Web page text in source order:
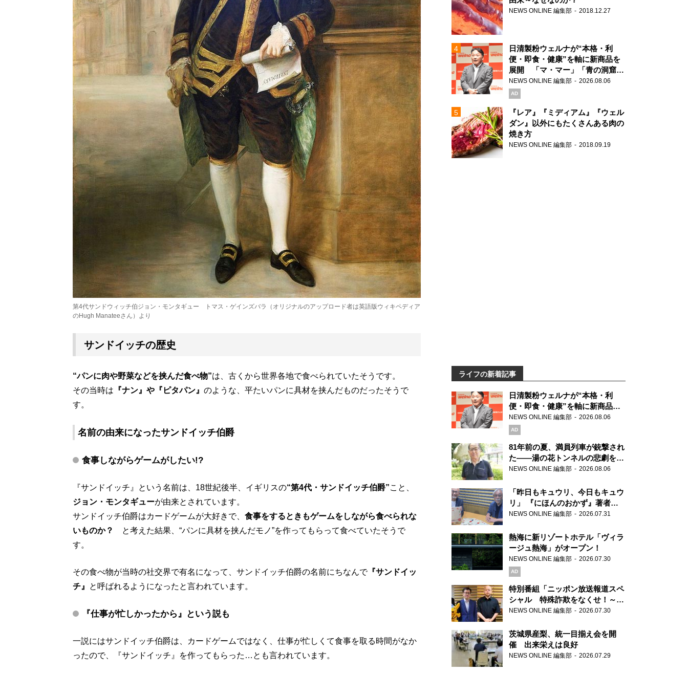
第4代サンドウィッチ伯ジョン・モンタギュー トマス・ゲインズバラ（オリジナルのアップロード者は英語版ウィキペディア
のHugh Manateeさん）より
サンドイッチの歴史
“パンに肉や野菜などを挟んだ食べ物”は、古くから世界各地で食べられていたそうです。
その当時は 『ナン』や『ピタパン』 のような、平たいパンに具材を挟んだものだったそうで
す。
名前の由来になったサンドイッチ伯爵
食事しながらゲームがしたい!?
『サンドイッチ』という名前は、18世紀後半、イギリスの“第4代・サンドイッチ伯爵”こと、
ジョン・モンタギューが由来とされています。
サンドイッチ伯爵はカードゲームが大好きで、 食事をするときもゲームをしながら食べられな
いものか？
と考えた結果、“パンに具材を挟んだモノ”を作ってもらって食べていたそうで
す。
その食べ物が当時の社交界で有名になって、サンドイッチ伯爵の名前にちなんで『サンドイッ
チ』
と呼ばれるようになったと言われています。
『仕事が忙しかったから』という説も
一説にはサンドイッチ伯爵は、カードゲームではなく、仕事が忙しくて食事を取る時間がなか
ったので、『サンドイッチ』を作ってもらった…とも言われています。
NEWS ONLINE 編集部 2018.12.27
日清製粉ウェルナが“本格・利
便・即食・健康”を軸に新商品を
展開 「マ・マー」「青の洞窟」
ブランドを強化
NEWS ONLINE 編集部 2026.08.06
『レア』『ミディアム』『ウェル
ダン』以外にもたくさんある肉の
焼き方
NEWS ONLINE 編集部 2018.09.19
ライフの新着記事
日清製粉ウェルナが“本格・利
便・即食・健康”を軸に新商品を
展開 「マ・マー」「青の洞窟」
ブランドを強化
NEWS ONLINE 編集部 2026.08.06
AD
81年前の夏、満員列車が銃撃され
た――湯の花トンネルの悲劇を語
り継ぐ男性
NEWS ONLINE 編集部 2026.08.06
「昨日もキュウリ、今日もキュウ
リ」 『にほんのおかず』著者が
見つけた家庭料理の知恵
NEWS ONLINE 編集部 2026.07.31
熱海に新リゾートホテル「ヴィラ
ージュ熱海」がオープン！
NEWS ONLINE 編集部 2026.07.30
AD
特別番組「ニッポン放送報道スペ
シャル 特殊詐欺をなくせ！～被
害者・加害者・警視庁が語るトク
NEWS ONLINE 編集部 2026.07.30
茨城県産梨、統一目揃え会を開
催 出来栄えは良好
NEWS ONLINE 編集部 2026.07.29